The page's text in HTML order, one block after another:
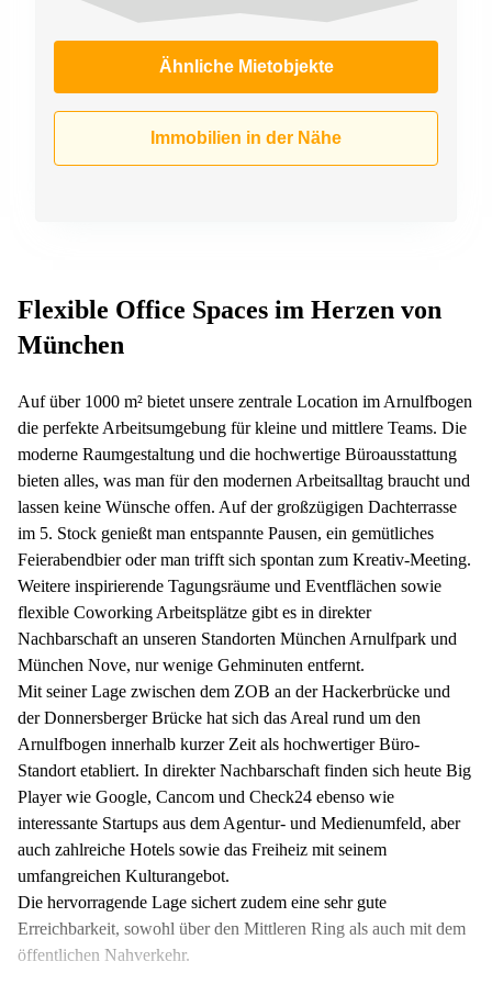
Ähnliche Mietobjekte
Immobilien in der Nähe
Flexible Office Spaces im Herzen von
München
Auf über 1000 m² bietet unsere zentrale Location im Arnulfbogen
die perfekte Arbeitsumgebung für kleine und mittlere Teams. Die
moderne Raumgestaltung und die hochwertige Büroausstattung
bieten alles, was man für den modernen Arbeitsalltag braucht und
lassen keine Wünsche offen. Auf der großzügigen Dachterrasse
im 5. Stock genießt man entspannte Pausen, ein gemütliches
Feierabendbier oder man trifft sich spontan zum Kreativ-Meeting.
Weitere inspirierende Tagungsräume und Eventflächen sowie
flexible Coworking Arbeitsplätze gibt es in direkter
Nachbarschaft an unseren Standorten München Arnulfpark und
München Nove, nur wenige Gehminuten entfernt.
Mit seiner Lage zwischen dem ZOB an der Hackerbrücke und
der Donnersberger Brücke hat sich das Areal rund um den
Arnulfbogen innerhalb kurzer Zeit als hochwertiger Büro-
Standort etabliert. In direkter Nachbarschaft finden sich heute Big
Player wie Google, Cancom und Check24 ebenso wie
interessante Startups aus dem Agentur- und Medienumfeld, aber
auch zahlreiche Hotels sowie das Freiheiz mit seinem
umfangreichen Kulturangebot.
Die hervorragende Lage sichert zudem eine sehr gute
Erreichbarkeit, sowohl über den Mittleren Ring als auch mit dem
öffentlichen Nahverkehr.